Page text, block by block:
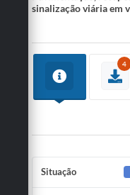
sinalização viária em
4
Situação